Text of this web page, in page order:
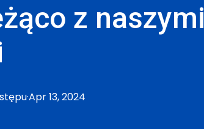
z naszymi
Apr 13, 2024
·